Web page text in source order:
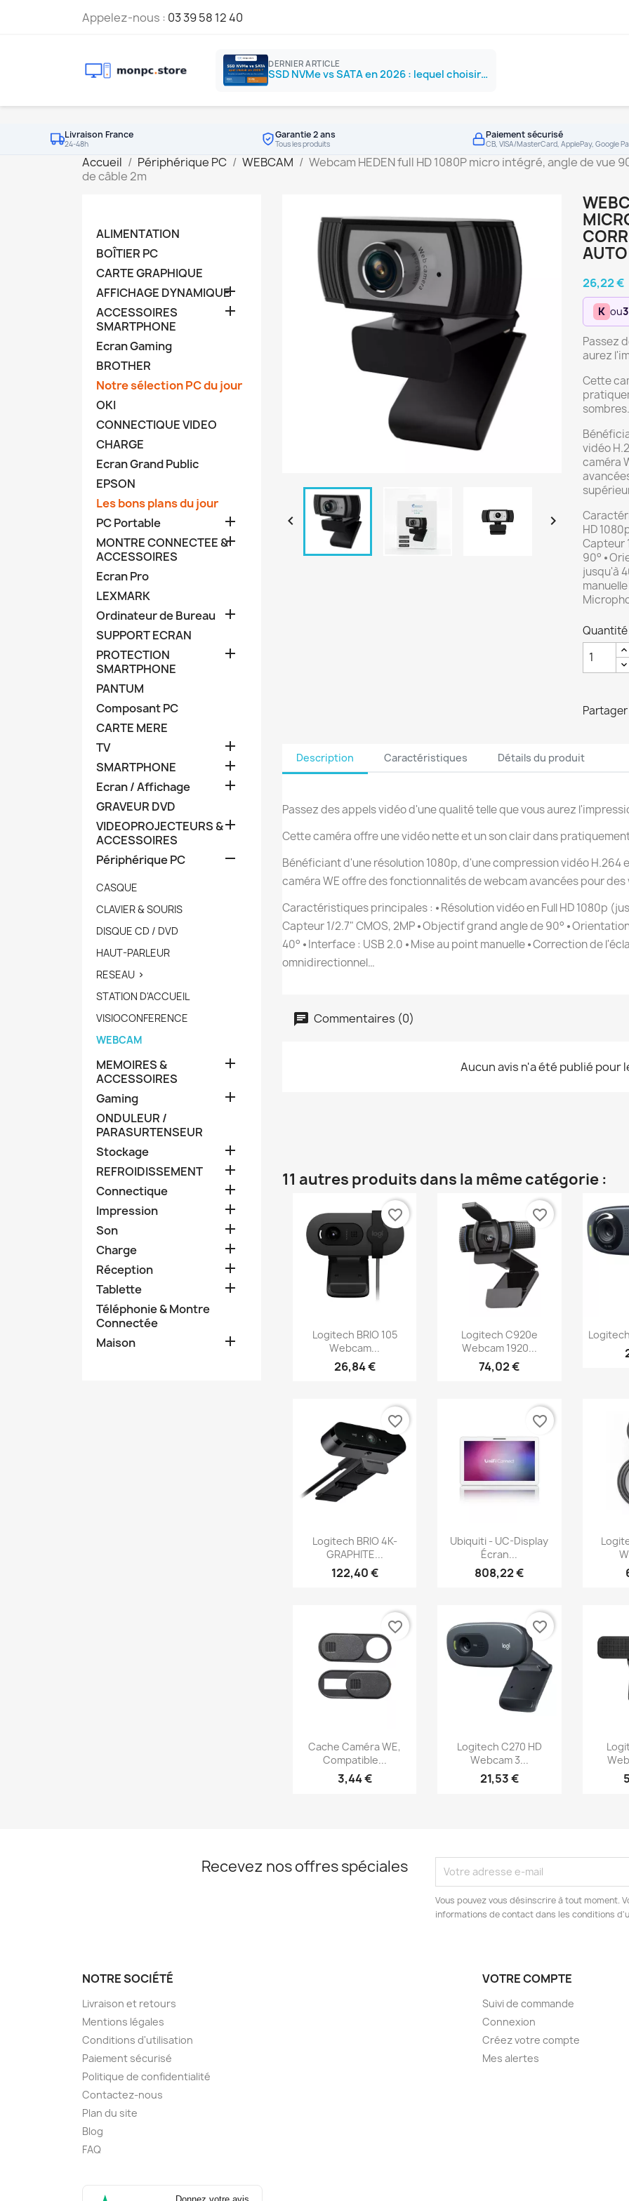
Appelez-nous : 03 39 58 12 40
DERNIER ARTICLE
SSD NVMe vs SATA en 2026 : lequel choisir ?
Livraison France
24-48h
Garantie 2 ans
Tous les produits
Paiement sécurisé
CB, VISA/MasterCard, ApplePay, Google
Accueil Périphérique PC WEBCAM
Webcam HEDEN full HD 1080P micro intégré, angle de
de câble 2m
ALIMENTATION
BOÎTIER PC
CARTE GRAPHIQUE
AFFICHAGE DYNAMIQUE

ACCESSOIRES
SMARTPHONE

Ecran Gaming
BROTHER
Notre sélection PC du jour
OKI
CONNECTIQUE VIDEO
CHARGE
Ecran Grand Public
EPSON
Les bons plans du jour
PC Portable

MONTRE CONNECTEE &
ACCESSOIRES

Ecran Pro
LEXMARK
Ordinateur de Bureau

SUPPORT ECRAN
PROTECTION
SMARTPHONE

PANTUM
Composant PC
CARTE MERE
TV

SMARTPHONE 
Ecran / Affichage 
GRAVEUR DVD
VIDEOPROJECTEURS &
ACCESSOIRES

Périphérique PC 
CASQUE
CLAVIER & SOURIS
DISQUE CD / DVD
HAUT-PARLEUR
RESEAU 
STATION D'ACCUEIL
VISIOCONFERENCE
WEBCAM
MEMOIRES &
ACCESSOIRES

Gaming 
ONDULEUR /
PARASURTENSEUR
Stockage

REFROIDISSEMENT 
Connectique 
Impression 
Son 
Charge 
Réception 
Tablette 
Téléphonie & Montre
Connectée
Maison

 
26,22 €
K ou
Passez
aurez
Cette
sombres.
vidéo
caméra
HD
Capteur
90° ⦁
jusqu'à
Quantité
Partager
Description Caractéristiques Détails du produit
Passez des appels vidéo d'une qualité telle que vous aurez
Cette caméra offre une vidéo nette et un son clair dans
Bénéficiant d'une résolution 1080p, d'une compression vidéo H.264
caméra WE offre des fonctionnalités de webcam avancées pour
Caractéristiques principales : ⦁ Résolution vidéo en Full HD 1080p
Capteur 1/2.7" CMOS, 2MP ⦁ Objectif grand angle de 90° ⦁
40° ⦁ Interface : USB 2.0 ⦁ Mise au point manuelle ⦁ Correction de
omnidirectionnel…
Commentaires (0)
Aucun avis n'a été publié pour
11 autres produits dans la même catégorie :
Aperçu rapide
Logitech BRIO 105
Webcam...
26,84 €
favorite_border
Aperçu rapide
Logitech C920e
Webcam 1920...
74,02 €
favorite_border

Aperçu rapide
Logitech BRIO 4K-
GRAPHITE...
122,40 €
favorite_border
Aperçu rapide
Ubiquiti - UC-Display
Écran...
808,22 €
favorite_border

Aperçu rapide
Cache Caméra WE,
Compatible...
3,44 €
favorite_border
Aperçu rapide
Logitech C270 HD
Webcam 3...
21,53 €
favorite_border

Recevez nos offres spéciales
Vous pouvez vous désinscrire à tout moment.
informations de contact dans les conditions
NOTRE SOCIÉTÉ
Livraison et retours
Mentions légales
Conditions d'utilisation
Paiement sécurisé
Politique de confidentialité
Contactez-nous
Plan du site
Blog
FAQ
VOTRE COMPTE
Suivi de commande
Connexion
Créez votre compte
Mes alertes